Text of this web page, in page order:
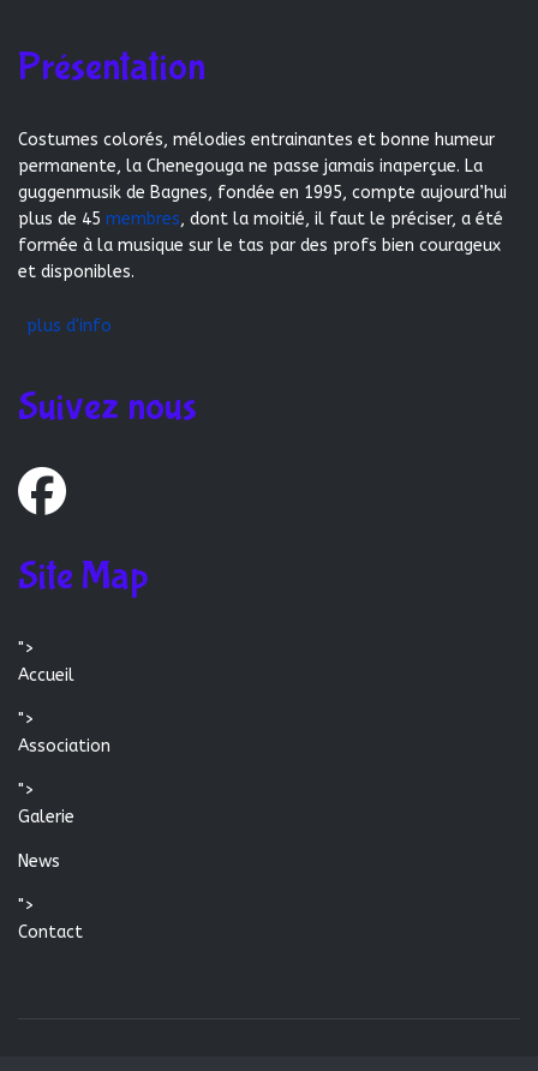
Présentation
Costumes colorés, mélodies entrainantes et bonne humeur
permanente, la Chenegouga ne passe jamais inaperçue. La
guggenmusik de Bagnes, fondée en 1995, compte aujourd’hui
plus de 45 membres, dont la moitié, il faut le préciser, a été
formée à la musique sur le tas par des profs bien courageux
et disponibles.
plus d'info
Suivez nous
Site Map
">
Accueil
">
Association
">
Galerie
News
">
Contact